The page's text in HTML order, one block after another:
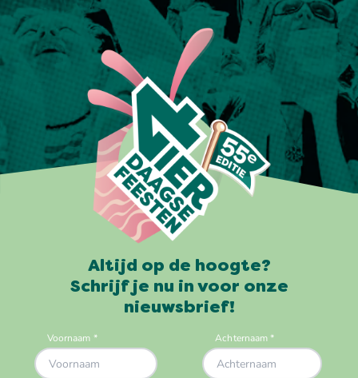
Altijd op de hoogte?
Schrijf je nu in voor onze
nieuwsbrief!